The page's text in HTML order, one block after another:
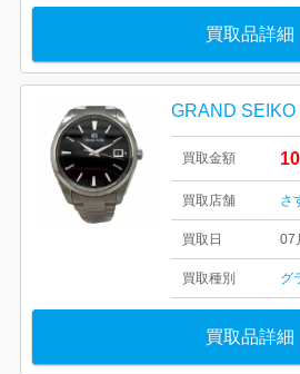
買取品詳細
買取金額
買取店舗 さ
買取日 07
買取種別 グ
買取品詳細